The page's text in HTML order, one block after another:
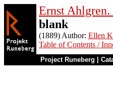
Ernst Ahlgren.
blank
(1889) Author: Ellen
Table of Contents /
Project Runeberg